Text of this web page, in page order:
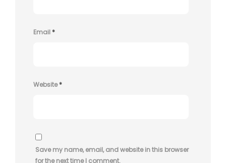
Email*
Website*
Save my name, email, and website in this browser
for the next time I comment.